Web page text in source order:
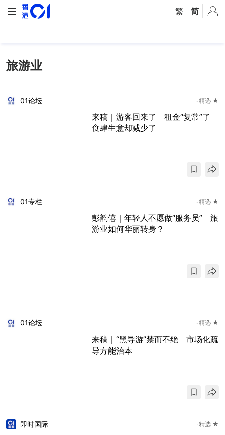
繁 简
旅游业
01论坛 精选 ★
来稿｜游客回来了 租金“复常”了
食肆生意却减少了
01专栏 精选 ★
彭韵僖｜年轻人不愿做“服务员” 旅
游业如何华丽转身？
01论坛 精选 ★
来稿｜“黑导游”禁而不绝 市场化疏
导方能治本
即时国际 精选 ★